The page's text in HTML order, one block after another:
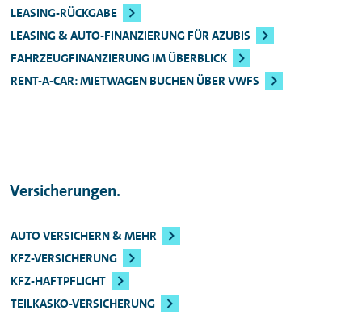
LEASING-RÜCKGABE
LEASING & AUTO-FINANZIERUNG FÜR AZUBIS
FAHRZEUGFINANZIERUNG IM ÜBERBLICK
RENT-A-CAR: MIETWAGEN BUCHEN ÜBER VWFS
Versicherungen.
AUTO VERSICHERN & MEHR
KFZ-VERSICHERUNG
KFZ-HAFTPFLICHT
TEILKASKO-VERSICHERUNG